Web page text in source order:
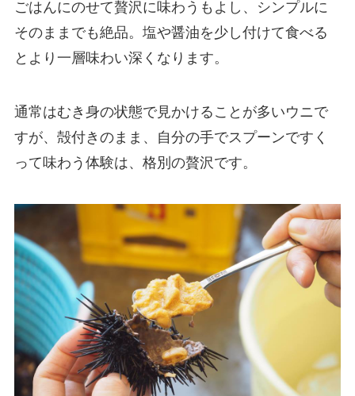
ごはんにのせて贅沢に味わうもよし、シンプルに
そのままでも絶品。塩や醤油を少し付けて食べる
とより一層味わい深くなります。
通常はむき身の状態で見かけることが多いウニで
すが、殻付きのまま、自分の手でスプーンですく
って味わう体験は、格別の贅沢です。